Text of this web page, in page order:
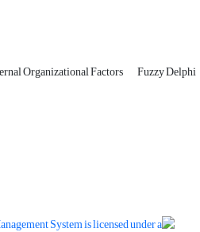
Organizational Factors Fuzzy Delphi